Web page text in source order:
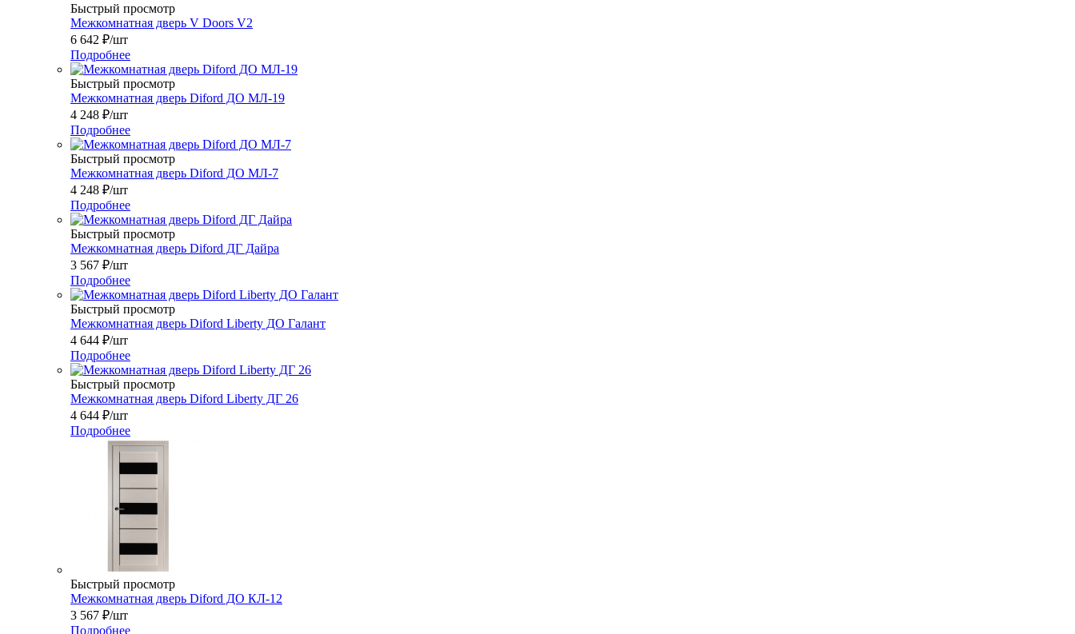
Быстрый просмотр
Межкомнатная дверь V Doors V2
6 642 ₽/шт
Подробнее
Быстрый просмотр
Межкомнатная дверь Diford ДО МЛ-19
4 248 ₽/шт
Подробнее
Быстрый просмотр
Межкомнатная дверь Diford ДО МЛ-7
4 248 ₽/шт
Подробнее
Быстрый просмотр
Межкомнатная дверь Diford ДГ Дайра
3 567 ₽/шт
Подробнее
Быстрый просмотр
Межкомнатная дверь Diford Liberty ДО Галант
4 644 ₽/шт
Подробнее
Быстрый просмотр
Межкомнатная дверь Diford Liberty ДГ 26
4 644 ₽/шт
Подробнее
Быстрый просмотр
Межкомнатная дверь Diford ДО КЛ-12
3 567 ₽/шт
Подробнее